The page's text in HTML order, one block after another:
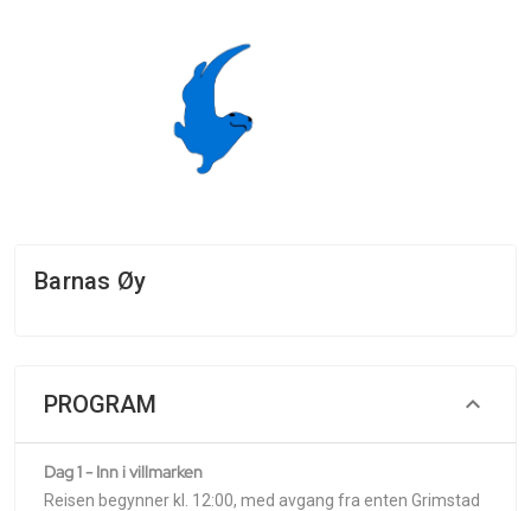
Barnas Øy
PROGRAM
Dag 1 - Inn i villmarken
Reisen begynner kl. 12:00, med avgang fra enten Grimstad